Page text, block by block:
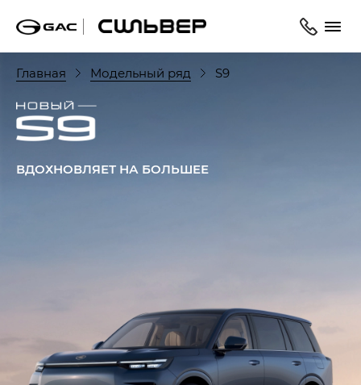
Главная Модельный ряд S9
ВДОХНОВЛЯЕТ НА БОЛЬШЕЕ